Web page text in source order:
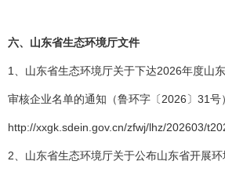
六、山东省生态环境厅文件
1、山东省生态环境厅关于下达2026年度山
审核企业名单的通知（鲁环字〔2026〕31号）
http://xxgk.sdein.gov.cn/zfwj/lhz/202603/
2、山东省生态环境厅关于公布山东省开展